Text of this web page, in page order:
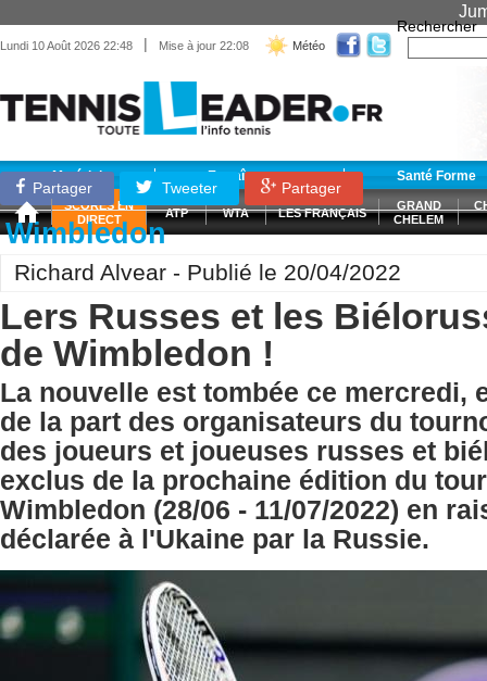
Lundi 10 Août 2026 22:48 | Mise à jour 22:08 Météo
Rechercher
Matériel Entraînement Santé Forme
SCORES EN
DIRECT
ATP WTA LES FRANÇAIS
GRAND
CHELEM
Partager Tweeter Partager
Wimbledon
Richard Alvear - Publié le 20/04/2022
Lers Russes et les
de Wimbledon !
La nouvelle est tombée ce mercredi,
de la part des organisateurs du
des joueurs et joueuses russes et
exclus de la prochaine édition du
Wimbledon (28/06 - 11/07/2022) en
déclarée à l'Ukaine par la Russie.